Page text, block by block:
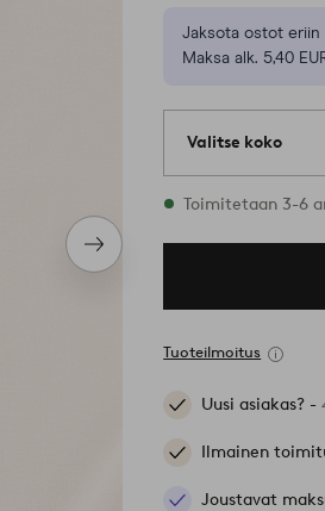
Seuraava
tuote
Jaksota ostot eriin
Maksa alk. 5,40
Valitse koko
3 varastossa
Toimitetaan 3-6
Tuoteilmoitus
Uusi asiakas? -
Ilmainen
Joustavat